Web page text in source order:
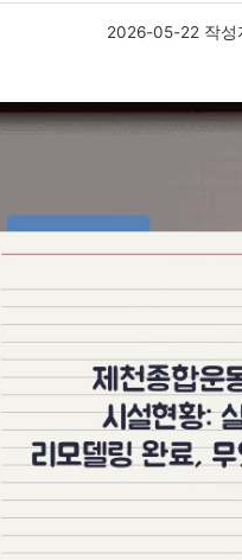
2026-05-22 작성